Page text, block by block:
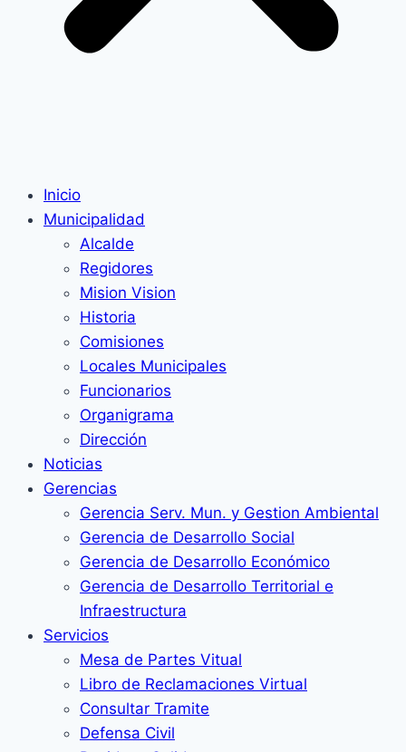
Inicio
Municipalidad
Alcalde
Regidores
Mision Vision
Historia
Comisiones
Locales Municipales
Funcionarios
Organigrama
Dirección
Noticias
Gerencias
Gerencia Serv. Mun. y Gestion Ambiental
Gerencia de Desarrollo Social
Gerencia de Desarrollo Económico
Gerencia de Desarrollo Territorial e
Infraestructura
Servicios
Mesa de Partes Vitual
Libro de Reclamaciones Virtual
Consultar Tramite
Defensa Civil